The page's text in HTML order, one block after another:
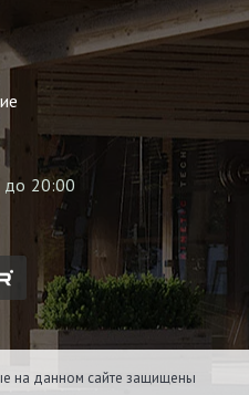
до 20:00
на данном сайте защищены